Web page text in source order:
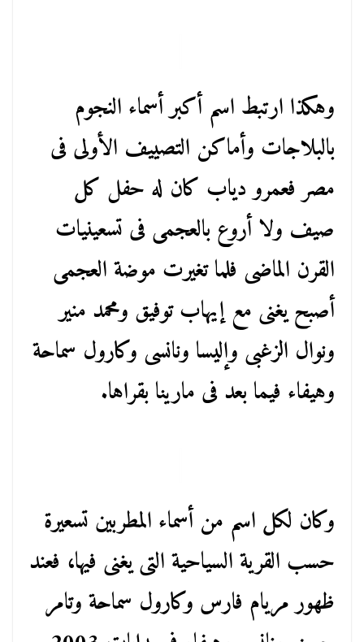
وهكذا ارتبط اسم أكبر أسماء النجوم
بالبلاجات وأماكن التصييف الأولى فى
مصر فعمرو دياب كان له حفل كل
صيف ولا أروع بالعجمى فى تسعينيات
القرن الماضى فلما تغيرت موضة العجمى
أصبح يغنى مع إيهاب توفيق ومحمد منير
ونوال الزغبى وإليسا ونانسى وكارول سماحة
وهيفاء فيما بعد فى مارينا بقراها.
وكان لكل اسم من أسماء المطربين تسعيرة
حسب القرية السياحية التى يغنى فيها، فعند
ظهور مريام فارس وكارول سماحة وتامر